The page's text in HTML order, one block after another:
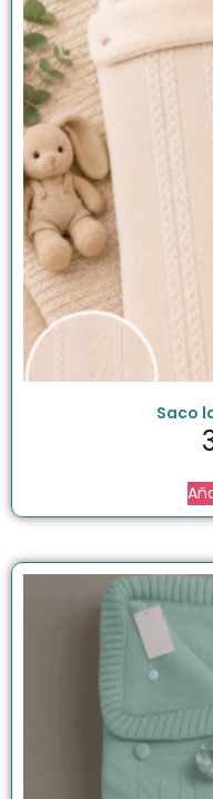
Saco